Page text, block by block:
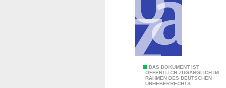
A
l
?
DAS DOKUMENT IST
ÖFFENTLICH ZUGÄNGLICH IM
RAHMEN DES DEUTSCHEN
URHEBERRECHTS.
G